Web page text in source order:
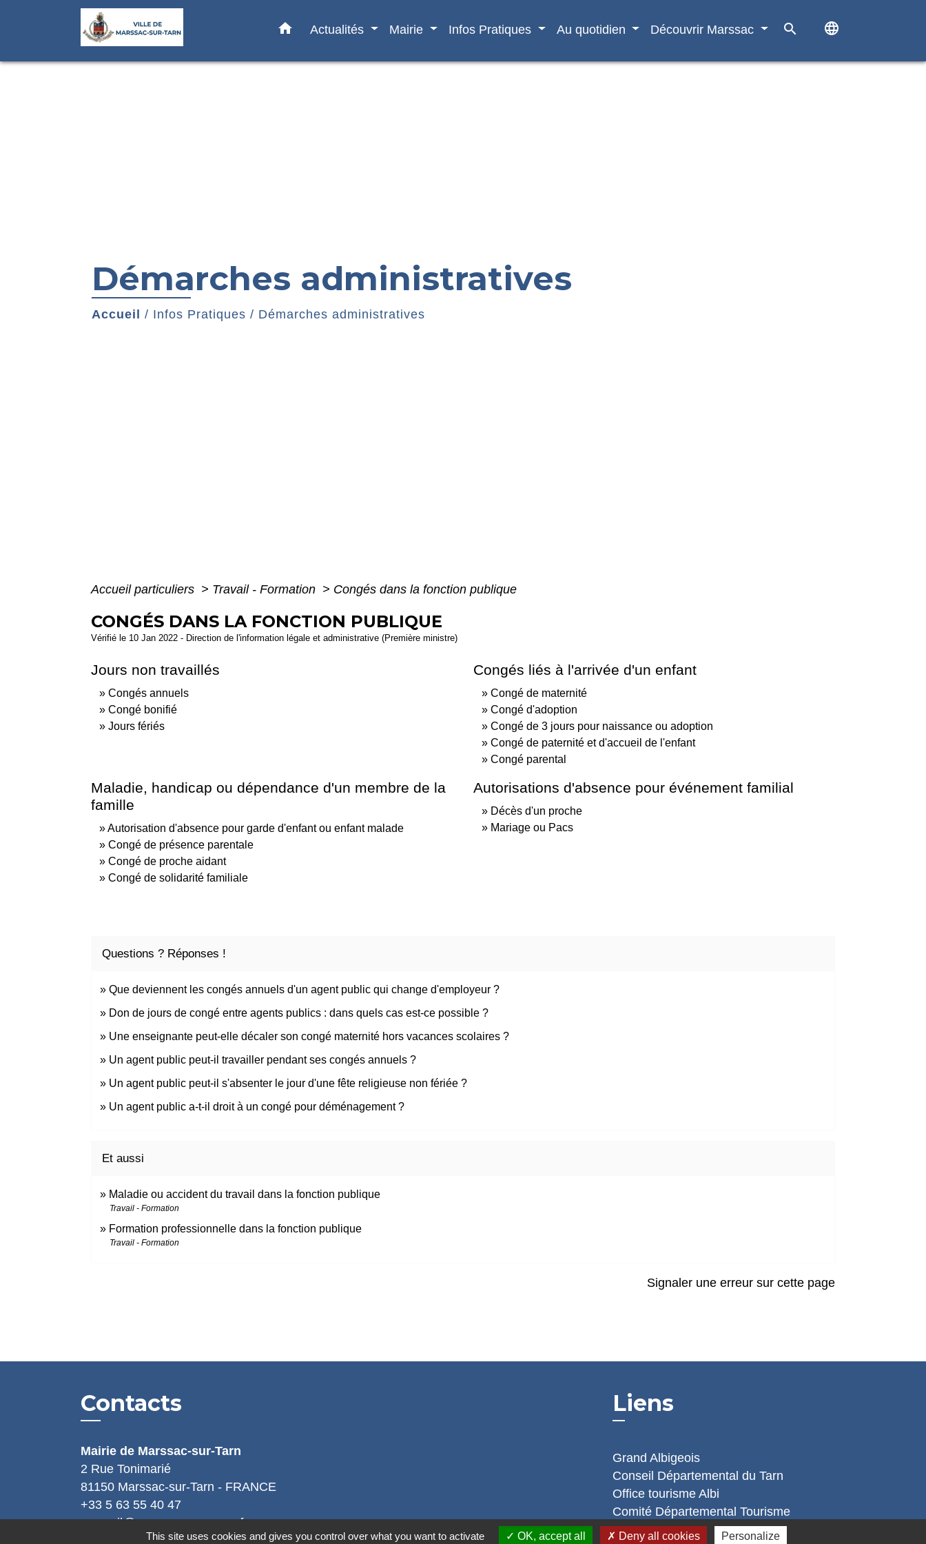
home Actualités Mairie Infos Pratiques Au quotidien Découvrir Marssac search language
Démarches administratives
Accueil / Infos Pratiques / Démarches administratives
Accueil particuliers > Travail - Formation > Congés dans la fonction publique
CONGÉS DANS LA FONCTION PUBLIQUE
Vérifié le 10 Jan 2022 - Direction de l'information légale et administrative (Première ministre)
Jours non travaillés
Congés annuels
Congé bonifié
Jours fériés
Congés liés à l'arrivée d'un enfant
Congé de maternité
Congé d'adoption
Congé de 3 jours pour naissance ou adoption
Congé de paternité et d'accueil de l'enfant
Congé parental
Maladie, handicap ou dépendance d'un membre de la
famille
Autorisation d'absence pour garde d'enfant ou enfant malade
Congé de présence parentale
Congé de proche aidant
Congé de solidarité familiale
Autorisations d'absence pour événement familial
Décès d'un proche
Mariage ou Pacs
Questions ? Réponses !
Que deviennent les congés annuels d'un agent public qui change d'employeur ?
Don de jours de congé entre agents publics : dans quels cas est-ce possible ?
Une enseignante peut-elle décaler son congé maternité hors vacances scolaires ?
Un agent public peut-il travailler pendant ses congés annuels ?
Un agent public peut-il s'absenter le jour d'une fête religieuse non fériée ?
Un agent public a-t-il droit à un congé pour déménagement ?
Et aussi
Maladie ou accident du travail dans la fonction publique
Travail - Formation
Formation professionnelle dans la fonction publique
Travail - Formation
Signaler une erreur sur cette page
Contacts
Mairie de Marssac-sur-Tarn
2 Rue Tonimarié
81150 Marssac-sur-Tarn - FRANCE
+33 5 63 55 40 47
accueil@marssac-sur-tarn.fr
Liens
Grand Albigeois
Conseil Départemental du Tarn
Office tourisme Albi
Comité Départemental Tourisme
This site uses cookies and gives you control over what you want to activate OK, accept all Deny all cookies Personalize